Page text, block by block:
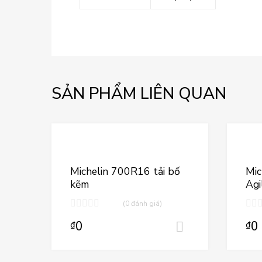
SẢN PHẨM LIÊN QUAN
Michelin 700R16 tải bố
kẽm
(0 đánh giá)
₫0 Thêm vào
₫0